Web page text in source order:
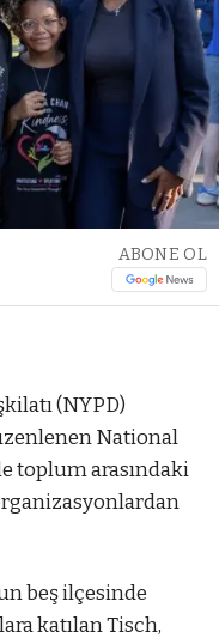
ABONE OL
(NYPD)
National
toplum arasındaki
beş ilçesinde
katılan Tisch,